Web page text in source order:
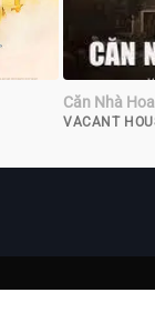
Căn Nhà
VACANT